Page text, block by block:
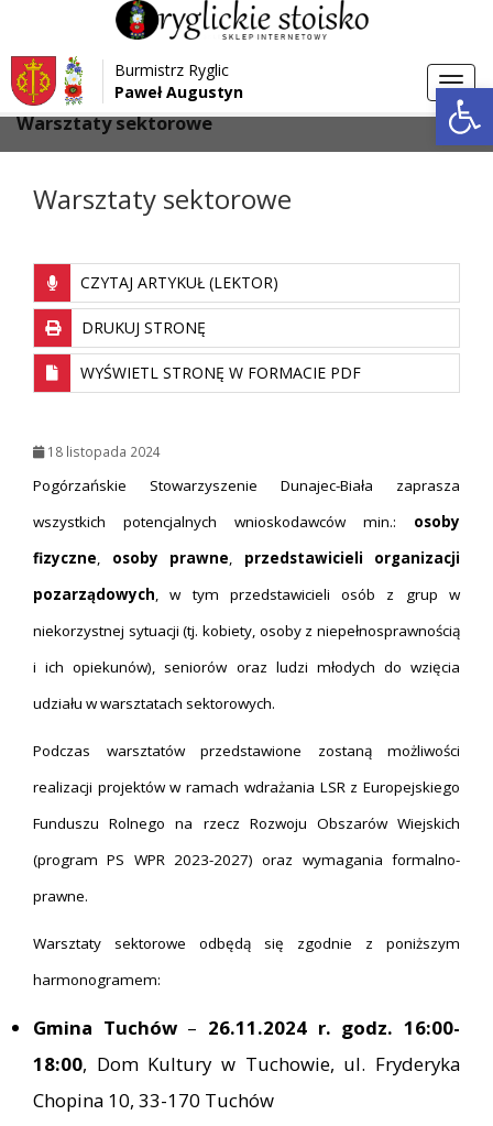
Przejdź do menu
Przejdź do głównej treści strony
Przejdź do stopki strony
Burmistrz Ryglic
Paweł Augustyn
Strona główna > Aktualności
Warsztaty sektorowe
Warsztaty sektorowe
CZYTAJ ARTYKUŁ (LEKTOR)
DRUKUJ STRONĘ
WYŚWIETL STRONĘ W FORMACIE PDF
18 listopada 2024
Pogórzańskie Stowarzyszenie Dunajec-Biała zaprasza
wszystkich potencjalnych wnioskodawców min.: osoby
fizyczne, osoby prawne, przedstawicieli organizacji
pozarządowych, w tym przedstawicieli osób z grup w
niekorzystnej sytuacji (tj. kobiety, osoby z niepełnosprawnością
i ich opiekunów), seniorów oraz ludzi młodych do wzięcia
udziału w warsztatach sektorowych.
Podczas warsztatów przedstawione zostaną możliwości
realizacji projektów w ramach wdrażania LSR z Europejskiego
Funduszu Rolnego na rzecz Rozwoju Obszarów Wiejskich
(program PS WPR 2023-2027) oraz wymagania formalno-
prawne.
Warsztaty sektorowe odbędą się zgodnie z poniższym
harmonogramem:
Gmina Tuchów– 26.11.2024 r. godz. 16:00-
18:00, Dom Kultury w Tuchowie, ul. Fryderyka
Chopina 10, 33-170 Tuchów